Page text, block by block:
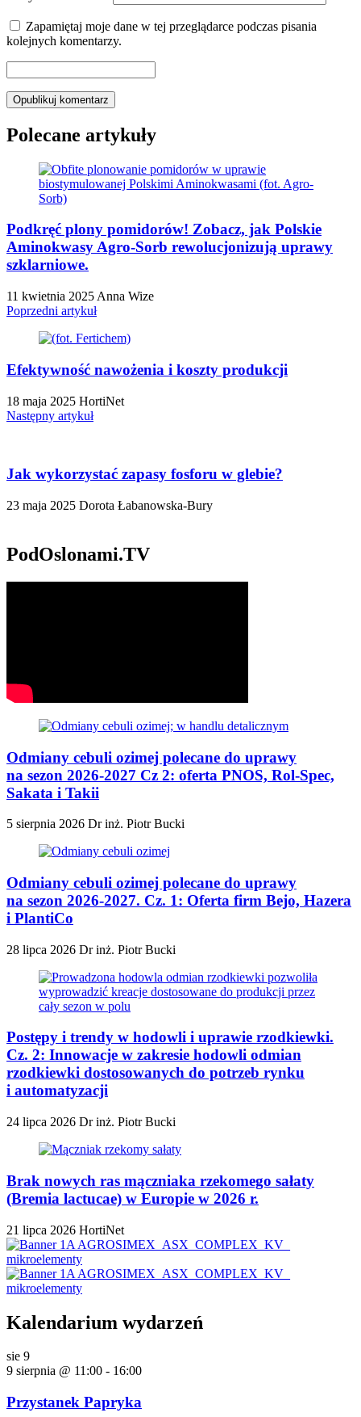
Zapamiętaj moje dane w tej przeglądarce podczas pisania
kolejnych komentarzy.
Polecane artykuły
Podkręć plony pomidorów! Zobacz, jak Polskie
Aminokwasy Agro-Sorb rewolucjonizują uprawy
szklarniowe.
11 kwietnia 2025 Anna Wize
Poprzedni artykuł
Efektywność nawożenia i koszty produkcji
18 maja 2025 HortiNet
Następny artykuł
Jak wykorzystać zapasy fosforu w glebie?
23 maja 2025 Dorota Łabanowska-Bury
PodOslonami.TV
Odmiany cebuli ozimej polecane do uprawy
na sezon 2026-2027 Cz 2: oferta PNOS, Rol-Spec,
Sakata i Takii
5 sierpnia 2026 Dr inż. Piotr Bucki
Odmiany cebuli ozimej polecane do uprawy
na sezon 2026-2027. Cz. 1: Oferta firm Bejo, Hazera
i PlantiCo
28 lipca 2026 Dr inż. Piotr Bucki
Postępy i trendy w hodowli i uprawie rzodkiewki.
Cz. 2: Innowacje w zakresie hodowli odmian
rzodkiewki dostosowanych do potrzeb rynku
i automatyzacji
24 lipca 2026 Dr inż. Piotr Bucki
Brak nowych ras mączniaka rzekomego sałaty
(Bremia lactucae) w Europie w 2026 r.
21 lipca 2026 HortiNet
Kalendarium wydarzeń
sie 9
9 sierpnia @ 11:00 - 16:00
Przystanek Papryka